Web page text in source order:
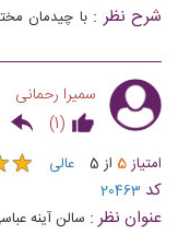
شرح نظر : با چیدمان
سمیرا رحمانی
(
1
)
امتیاز5 از 5 عالی ★
★
کد 20463
عنوان نظر : سالن آینه